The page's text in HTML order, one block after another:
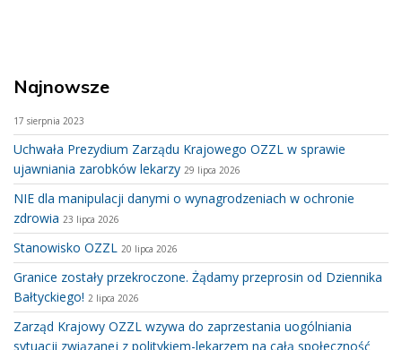
Najnowsze
17 sierpnia 2023
Uchwała Prezydium Zarządu Krajowego OZZL w sprawie
ujawniania zarobków lekarzy 29 lipca 2026
NIE dla manipulacji danymi o wynagrodzeniach w ochronie
zdrowia 23 lipca 2026
Stanowisko OZZL 20 lipca 2026
Granice zostały przekroczone. Żądamy przeprosin od Dziennika
Bałtyckiego! 2 lipca 2026
Zarząd Krajowy OZZL wzywa do zaprzestania uogólniania
sytuacji związanej z politykiem-lekarzem na całą społeczność